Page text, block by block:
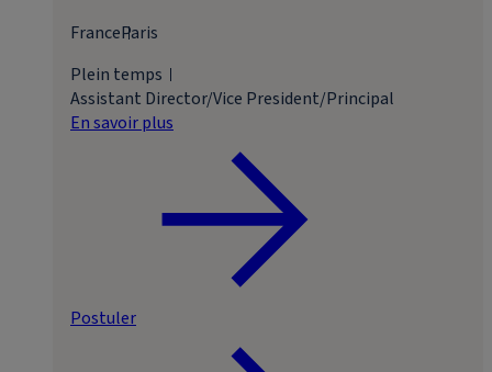
FranceParis
Plein temps
Assistant Director/Vice President/Principal
En savoir plus
Postuler